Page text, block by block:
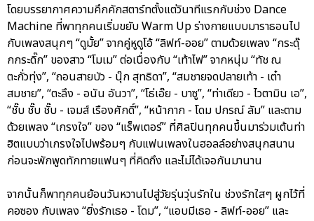
โดยบรรยากาศความคึกคักสตาร์ทตั้งแต่วินาทีแรกกับช่วง Dance
Machine ที่พาทุกคนเริ่มขยับ Warm Up ร่างกายแบบมาราธอนไป
กับเพลงสนุกๆ “ดูมั้ย” จากคู่หูดูโอ้ “ลิฟท์-ออย” ตามด้วยเพลง “กระดุ๊
กกระดิ๊ก” ของสาว “โมเม” ต่อเนื่องกับ “เท้าไฟ” จากหนุ่ม “ทัช ณ
ตะกั่วทุ่ง”, “ถอนสายบัว - นุ๊ก สุทธิดา”, “สมชายจดปลายเท้า - เต๋า
สมชาย”, “ตะลึง - อนัน อันวา”, “โธ่เอ๊ย - บาซู”, “ท่าเดียว - ไวตามิน เอ”,
“ชั๊บ ชั๊บ ชั๊บ - เจมส์ เรืองศักดิ์”, “หน้ากาก - โดม ปกรณ์ ลัม” และตาม
ด้วยเพลง “เกรงใจ” ของ “แร็พเตอร์” ที่ศิลปินทุกคนขึ้นมาร่วมเต้นท่า
ฮิตแบบว่าเกรงใจไปพร้อมๆ กับแฟนเพลงในฮอลล์อย่างสนุกสนาน
ก่อนจะพักพูดทักทายแฟนๆ ที่คิดถึง และไม่ได้เจอกันมานาน
จากนั้นก็พาทุกคนย้อนวันหวานไปสู่วัยรุ่นวุ่นรักใน ช่วงรักใสๆ ผูกไว้ที่
คอซอง กับเพลง “ยิ่งรักเธอ - โดม”, “แอบมีเธอ - ลิฟท์-ออย” และ